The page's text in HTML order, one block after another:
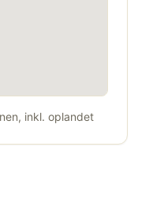
inkl. oplandet